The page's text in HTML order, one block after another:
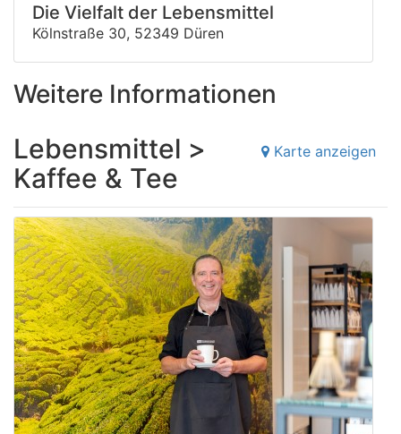
Die Vielfalt der Lebensmittel
Kölnstraße 30, 52349 Düren
Weitere Informationen
Karte anzeigen
Lebensmittel >
Kaffee & Tee